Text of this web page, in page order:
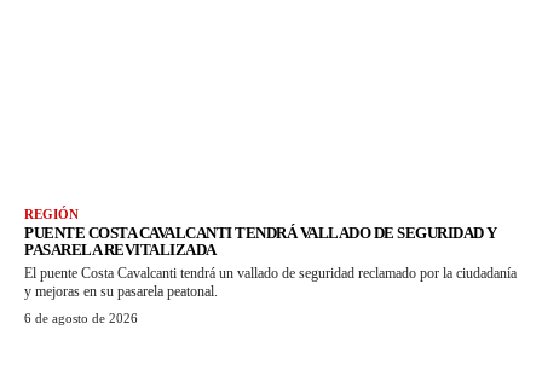
REGIÓN
PUENTE COSTA CAVALCANTI TENDRÁ VALLADO DE SEGURIDAD Y
PASARELA REVITALIZADA
El puente Costa Cavalcanti tendrá un vallado de seguridad reclamado por la ciudadanía
y mejoras en su pasarela peatonal.
6 de agosto de 2026